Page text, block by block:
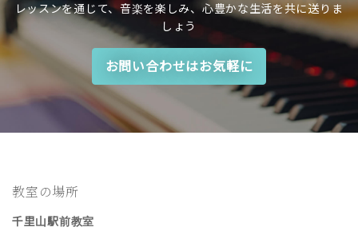
レッスンを通じて、音楽を楽しみ、心豊かな生活を共に送りま
しょう
お問い合わせはお気軽に
教室の場所
千里山駅前教室